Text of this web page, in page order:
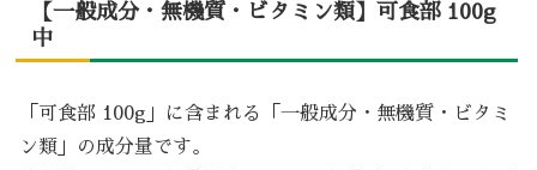
【一般成分・無機質・ビタミン類】可食部 100g
中
「可食部 100g」に含まれる「一般成分・無機質・ビタミ
ン類」の成分量です。